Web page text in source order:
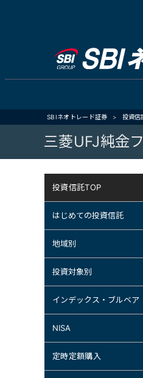
SBIネオトレード証券 投資信
三菱UFJ純金
投資信託TOP
はじめての投資信託
地域別
投資対象別
インデックス・ブルベア
NISA
定時定額購入